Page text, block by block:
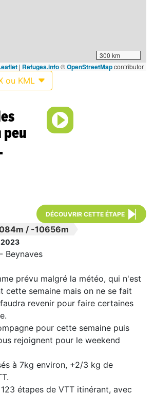
300 km
| Refuges.info©OpenStreetMapcontributor
ou KML
peu
DÉCOUVRIR CETTE ÉTAPE
/ -10656m
2023
Beynaves
prévu malgré la météo, qui n'est
cette semaine mais on ne se fait
revenir pour faire certaines
pour cette semaine puis
rejoignent pour le weekend
à 7kg environ, +2/3 kg de
étapes de VTT itinérant, avec